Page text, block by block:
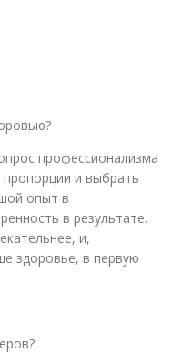
профессионализма
и выбрать
опыт в
в результате.
и,
здоровье, в первую